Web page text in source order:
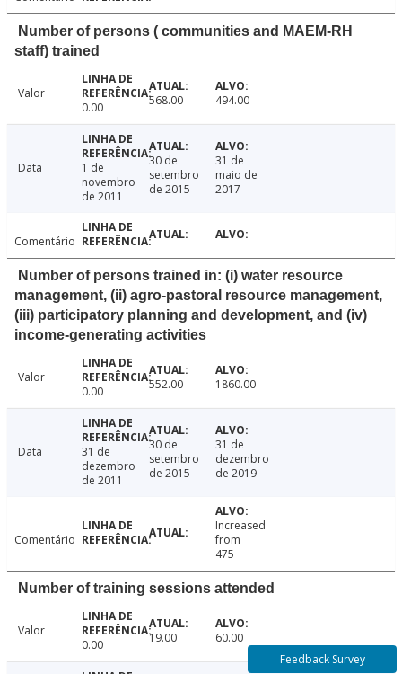
Number of persons ( communities and MAEM-RH
staff) trained
Valor
0.00
568.00 494.00
Data
1 de
novembro
de 2011
30 de
setembro
de 2015
31 de
maio de
2017
Comentário
Number of persons trained in: (i) water resource
management, (ii) agro-pastoral resource management,
(iii) participatory planning and development, and (iv)
income-generating activities
Valor
0.00
552.00 1860.00
Data
31 de
dezembro
de 2011
30 de
setembro
de 2015
31 de
dezembro
de 2019
Comentário
Increased
from
475
Number of training sessions attended
Valor
0.00
19.00
60.00
Feedback Survey